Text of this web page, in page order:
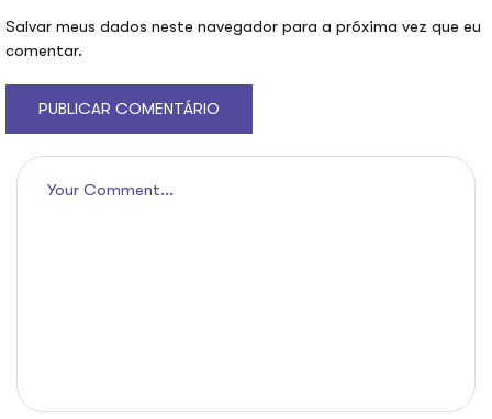
Salvar meus dados neste navegador para a próxima vez que eu
comentar.
PUBLICAR COMENTÁRIO